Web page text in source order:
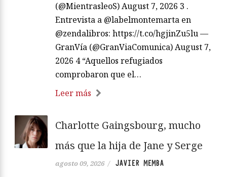
(@MientrasleoS) August 7, 2026 3 .
Entrevista a @labelmontemarta en
@zendalibros: https://t.co/hgjinZu5lu —
GranVía (@GranViaComunica) August 7,
2026 4 “Aquellos refugiados
comprobaron que el…
Leer más
Charlotte Gaingsbourg, mucho
más que la hija de Jane y Serge
agosto 09, 2026 / JAVIER MEMBA